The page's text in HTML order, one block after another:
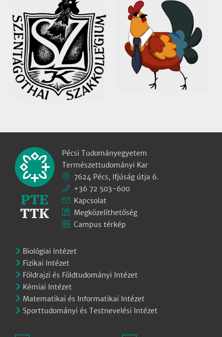
Pécsi Tudományegyetem
Természettudományi Kar
7624 Pécs, Ifjúság útja 6.
+36 72 503-600
Kapcsolat
Megközelíthetőség
Campus térkép
Biológiai Intézet
Fizikai Intézet
Földrajzi és Földtudományi Intézet
Kémiai Intézet
Matematikai és Informatikai Intézet
Sporttudományi és Testnevelési Intézet